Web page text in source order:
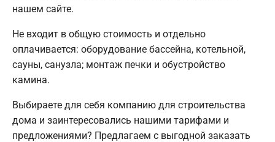
нашем сайте.
Не входит в общую стоимость и отдельно
оплачивается: оборудование бассейна, котельной,
сауны, санузла; монтаж печки и обустройство
камина.
Выбираете для себя компанию для строительства
дома и заинтересовались нашими тарифами и
предложениями? Предлагаем с выгодной заказать